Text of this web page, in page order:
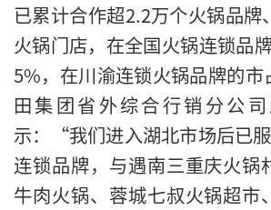
已累计合作超2.2万个火锅品牌
火锅门店，在全国火锅连锁品
5%，在川渝连锁火锅品牌的
田集团省外综合行销分公
示：“我们进入湖北市场后已
连锁品牌，与遇南三重庆火锅
牛肉火锅、蓉城七叔火锅超市